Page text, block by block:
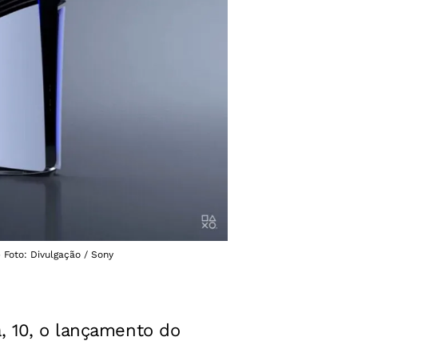
Divulgação / Sony
10, o lançamento do